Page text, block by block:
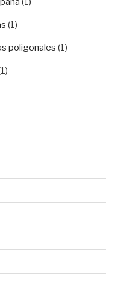
(1)
poligonales (1)